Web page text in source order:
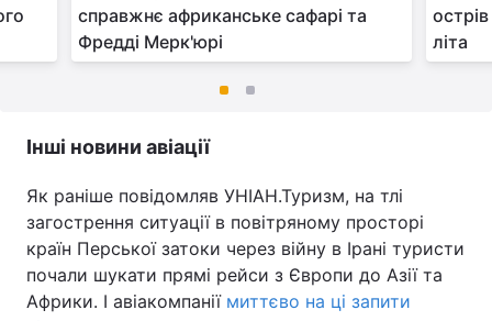
справжнє африканське сафарі та
Фредді Мерк'юрі
літа
Інші новини авіації
Як раніше повідомляв УНІАН.Туризм, на тлі
загострення ситуації в повітряному просторі
країн Перської затоки через війну в Ірані туристи
почали шукати прямі рейси з Європи до Азії та
Африки. І авіакомпанії миттєво на ці запити